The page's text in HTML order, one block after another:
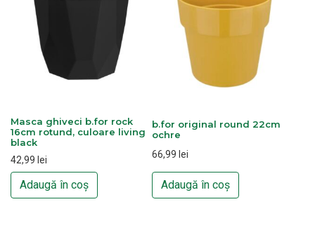
Masca ghiveci b.for rock
16cm rotund, culoare living
black
42,99 lei
Adaugă în coș
b.for original round 22cm
ochre
66,99 lei
Adaugă în coș